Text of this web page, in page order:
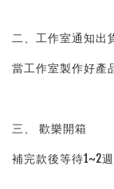
二、工作室通知出
當工作室製作好產
三、 歡樂開箱
補完款後等待1~2